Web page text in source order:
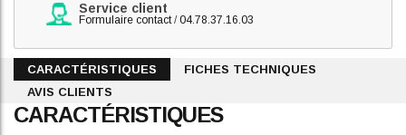
Service client
Formulaire contact/04.78.37.16.03
CARACTÉRISTIQUES
FICHES TECHNIQUES
AVIS CLIENTS
CARACTÉRISTIQUES